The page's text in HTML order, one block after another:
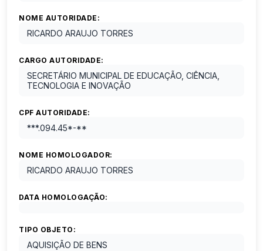
NOME AUTORIDADE:
RICARDO ARAUJO TORRES
CARGO AUTORIDADE:
SECRETÁRIO MUNICIPAL DE EDUCAÇÃO, CIÊNCIA,
TECNOLOGIA E INOVAÇÃO
CPF AUTORIDADE:
***.094.45*-**
NOME HOMOLOGADOR:
RICARDO ARAUJO TORRES
DATA HOMOLOGAÇÃO:
TIPO OBJETO:
AQUISIÇÃO DE BENS